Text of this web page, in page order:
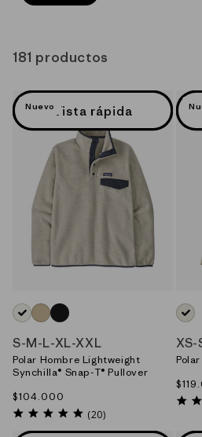
n
:
181 productos
NuevoVista rápida
NEUTRO_(OLNA)
CAFE_(NAUT)
NEGRO_(KALB)
S-M-L-XL-XXL
Polar Hombre Lightweight
Synchilla® Snap-T® Pullover
Precio
habitual
$104.000
4.8
star
(20)
XS-